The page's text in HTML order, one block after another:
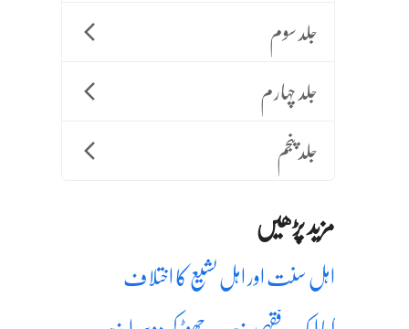
جلد سوم
جلد چہارم
جلد پنجم
مزید پڑھیں
اہل سنت اور اہل تشیع کا اختلاف